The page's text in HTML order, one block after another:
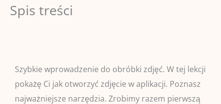
Spis treści
Szybkie wprowadzenie do obróbki zdjęć. W tej lekcji
pokażę Ci jak otworzyć zdjęcie w aplikacji. Poznasz
najważniejsze narzędzia. Zrobimy razem pierwszą